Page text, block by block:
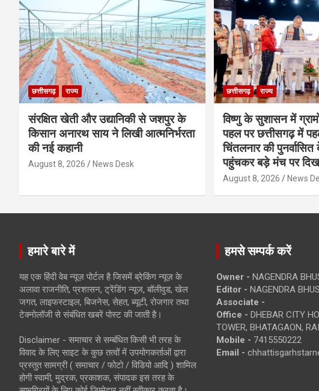
छत्तीसगढ़ राज्य
संरक्षित खेती और उद्यानिकी से जशपुर के
किसान अनारथ साय ने लिखी आत्मनिर्भरता
की नई कहानी
August 8, 2026 News Desk
छत्तीसगढ़ राज्य
विष्णु के सुशासन में
पहल पर छत्तीसगढ़ में
चिंतलनार की पुनर्वासित
पहुंचकर बड़े मंच पर
August 8, 2026 News
हमारे बारे में
यह एक हिंदी वेब न्यूज़ पोर्टल है जिसमें ब्रेकिंग न्यूज़ के
अलावा राजनीति, प्रशासन, ट्रेंडिंग न्यूज, बॉलीवुड, खेल
जगत, लाइफस्टाइल, बिजनेस, सेहत, ब्यूटी, रोजगार तथा
टेक्नोलॉजी से संबंधित खबरें पोस्ट की जाती है।
Disclaimer - समाचार से सम्बंधित किसी भी तरह के
विवाद के लिए साइट के कुछ तत्वों में उपयोगकर्ताओं द्वारा
प्रस्तुत सामग्री ( समाचार / फोटो / विडियो आदि ) शामिल
होगी स्वामी, मुद्रक, प्रकाशक, संपादक इस तरह के
हमसे सम्पर्क करें
Owner - NAGENDRA
Editor - NAGENDRA
Associate -
Office - DHEBAR CITY
TOWER, BHATAGAON,
Mobile - 7415550222
Email -